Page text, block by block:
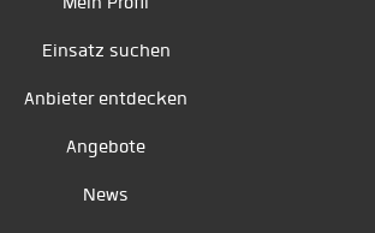
Einsatz suchen
Anbieter entdecken
Angebote
News